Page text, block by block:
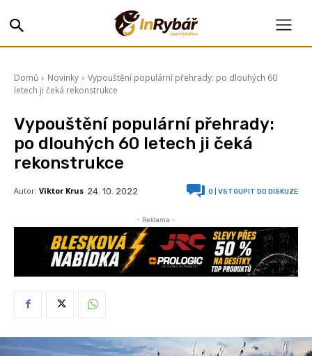
Domů Novinky
Vypouštění populární přehrady: po dlouhých 60
letech ji čeká rekonstrukce
Vypouštění populární přehrady:
po dlouhých 60 letech ji čeká
rekonstrukce
Autor: Viktor Krus 24. 10. 2022 0 | VSTOUPIT DO DISKUZE
- Reklama -